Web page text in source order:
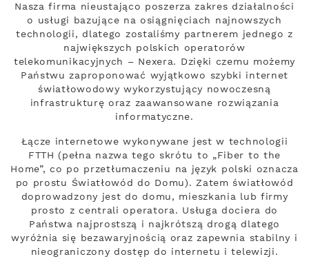
Nasza firma nieustająco poszerza zakres działalności
o usługi bazujące na osiągnięciach najnowszych
technologii, dlatego zostaliśmy partnerem jednego z
największych polskich operatorów
telekomunikacyjnych – Nexera. Dzięki czemu możemy
Państwu zaproponować wyjątkowo szybki internet
światłowodowy wykorzystujący nowoczesną
infrastrukturę oraz zaawansowane rozwiązania
informatyczne.
Łącze internetowe wykonywane jest w technologii
FTTH (pełna nazwa tego skrótu to „Fiber to the
Home”, co po przetłumaczeniu na język polski oznacza
po prostu Światłowód do Domu). Zatem światłowód
doprowadzony jest do domu, mieszkania lub firmy
prosto z centrali operatora. Usługa dociera do
Państwa najprostszą i najkrótszą drogą dlatego
wyróżnia się bezawaryjnością oraz zapewnia stabilny i
nieograniczony dostęp do internetu i telewizji.